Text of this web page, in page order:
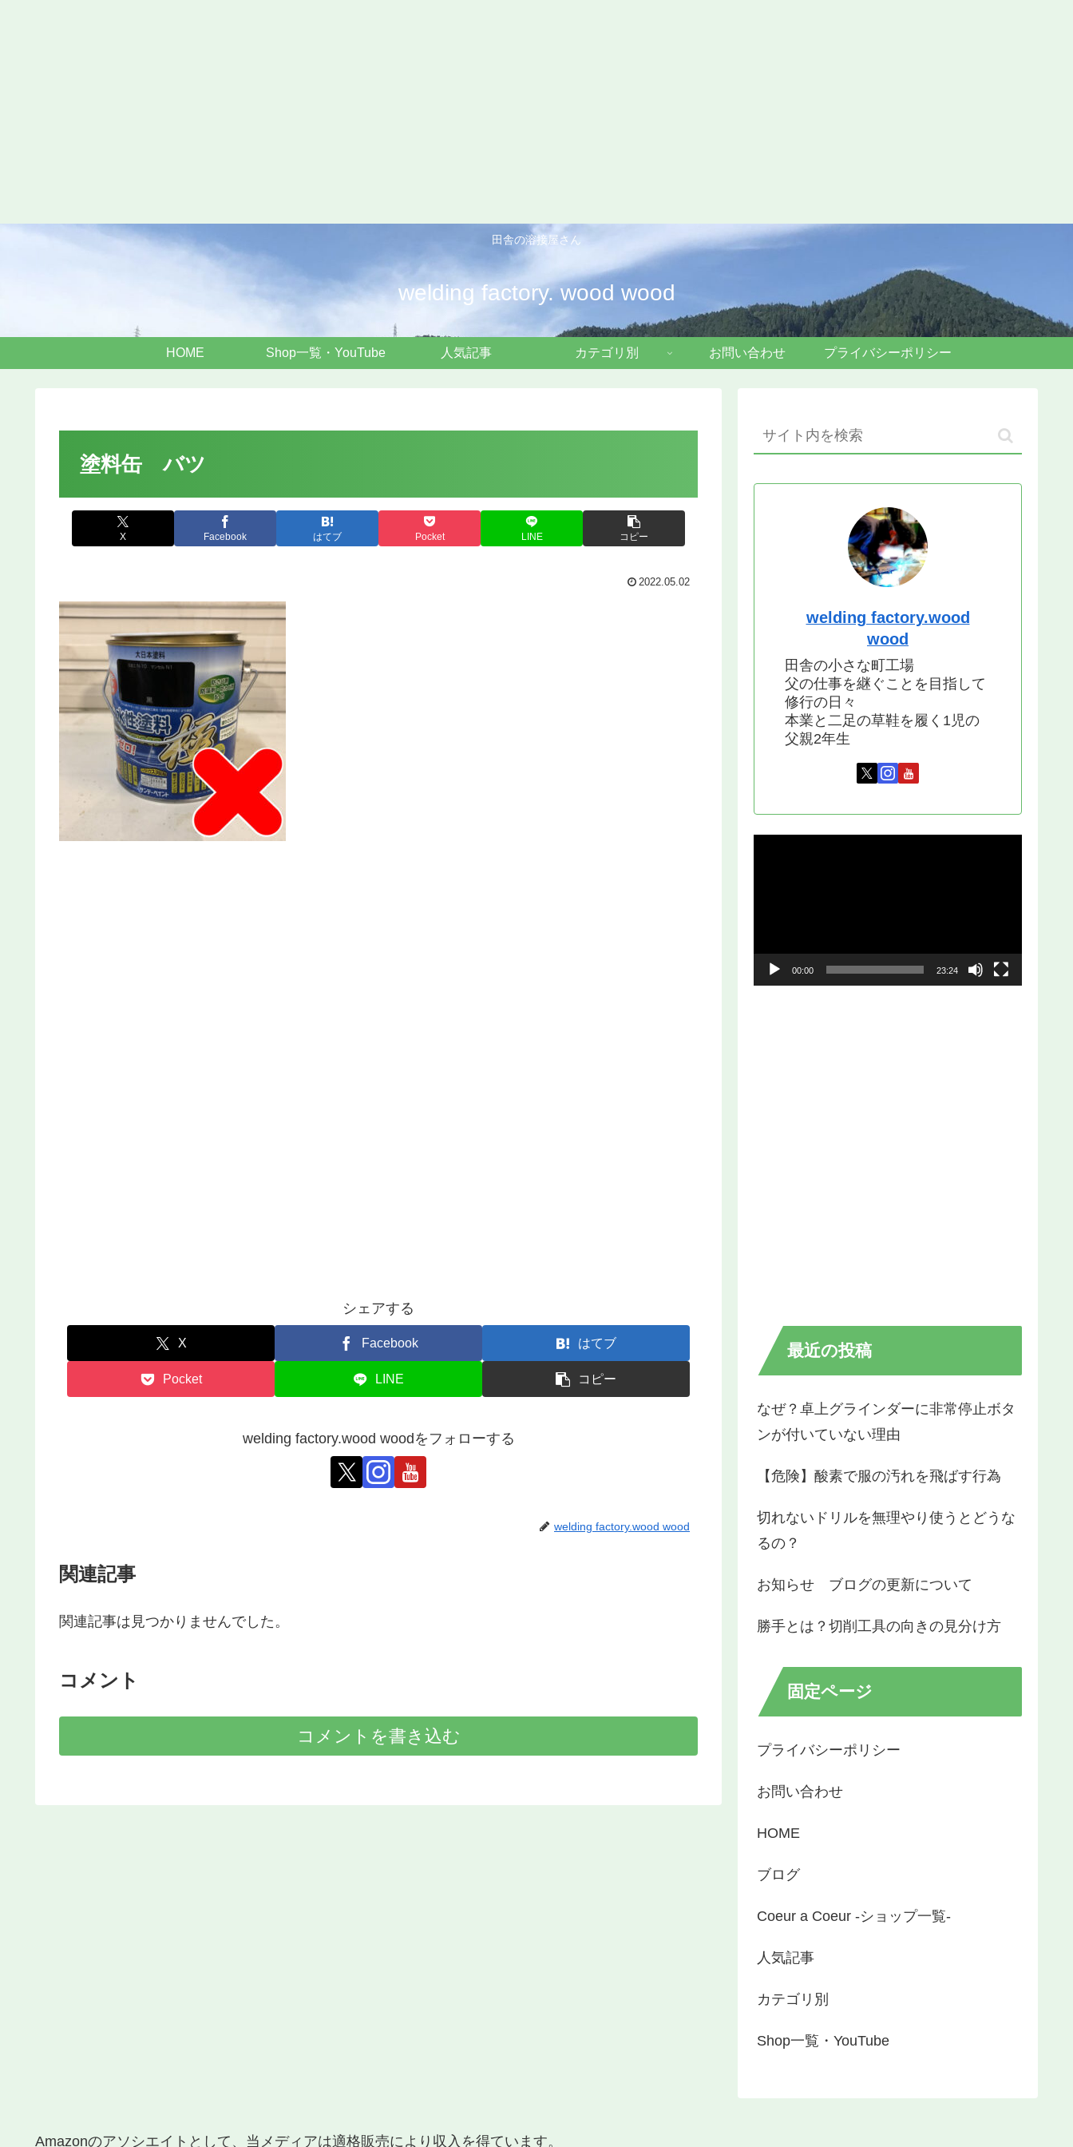
田舎の溶接屋さん
welding factory. wood wood
HOME Shop一覧・YouTube 人気記事 カテゴリ別 お問い合わせ プライバシーポリシー
塗料缶 バツ
X Facebook はてブ Pocket LINE コピー
2022.05.02
シェアする
X Facebook はてブ
Pocket LINE コピー
welding factory.wood woodをフォローする
welding factory.wood wood
関連記事
関連記事は見つかりませんでした。
コメント
コメントを書き込む
welding factory.wood
wood
田舎の小さな町工場
父の仕事を継ぐことを目指して
修行の日々
本業と二足の草鞋を履く1児の
父親2年生
00:00 23:24
最近の投稿
なぜ？卓上グラインダーに非常停止ボタ
ンが付いていない理由
【危険】酸素で服の汚れを飛ばす行為
切れないドリルを無理やり使うとどうな
るの？
お知らせ ブログの更新について
勝手とは？切削工具の向きの見分け方
固定ページ
プライバシーポリシー
お問い合わせ
HOME
ブログ
Coeur a Coeur -ショップ一覧-
人気記事
カテゴリ別
Shop一覧・YouTube
Amazonのアソシエイトとして、当メディアは適格販売により収入を得ています。